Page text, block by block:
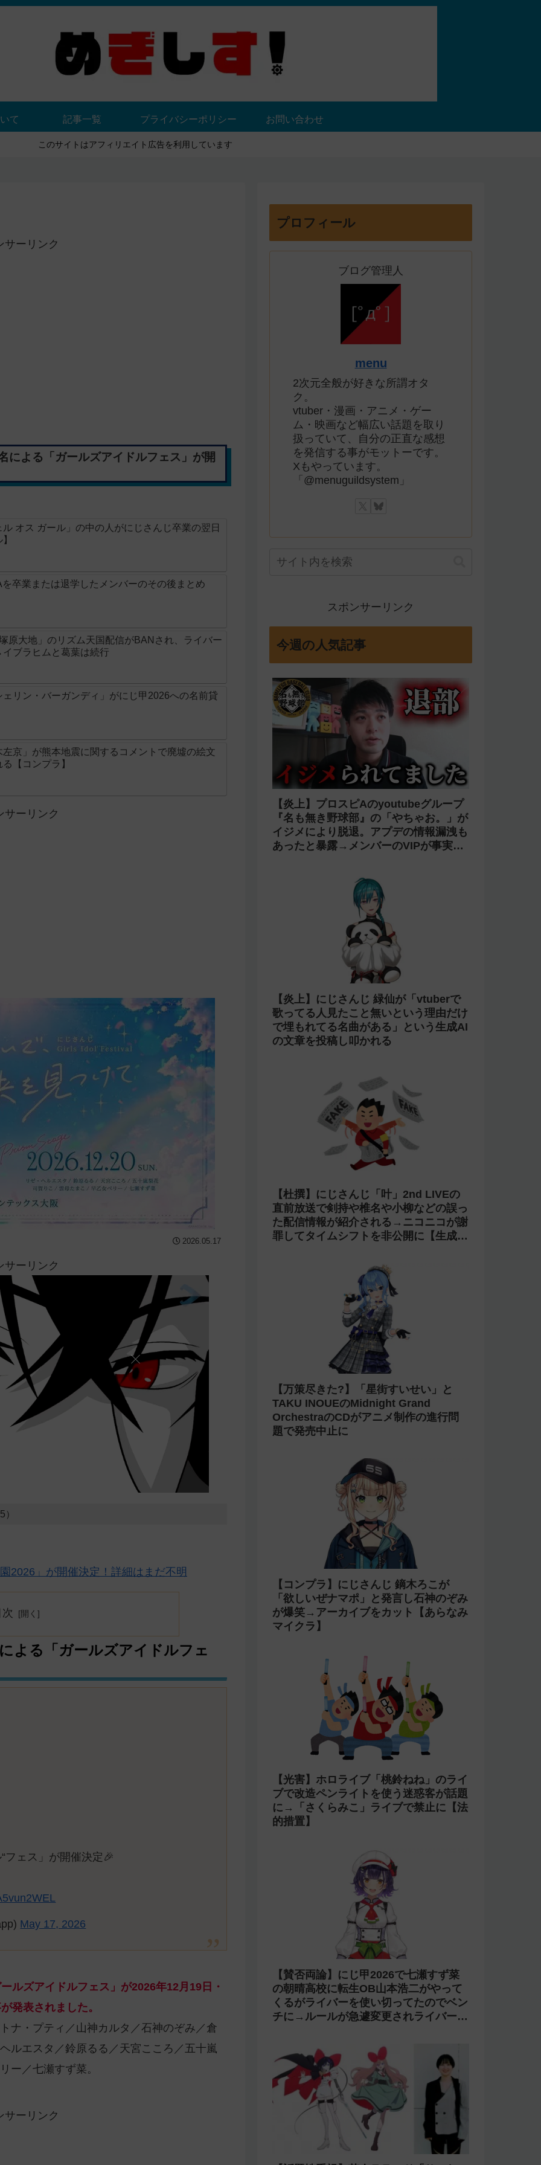
て 記事一覧 プライバシーポリシー お問い合わせ
このサイトはアフィリエイト広告を利用しています
サーリンク
による「ガールズアイドルフェス」が開
オス ガール」の中の人がにじさんじ卒業の翌日
卒業または退学したメンバーのその後まとめ
原大地」のリズム天国配信がBANされ、ライバー
ブラヒムと葛葉は続行
リン・バーガンディ」がにじ甲2026への名前貸
京」が熊本地震に関するコメントで廃墟の絵文
【コンプラ】
サーリンク
2026.05.17
サーリンク
2026」が開催決定！詳細はまだ不明
よる「ガールズアイドルフェ
フェス」が開催決定🎉
May 17, 2026
ルズアイドルフェス」が2026年12月19日・
発表されました。
ナ・プティ／山神カルタ／石神のぞみ／倉
ルエスタ／鈴原るる／天宮こころ／五十嵐
ー／七瀬すず菜。
サーリンク
プロフィール
ブログ管理人
menu
2次元全般が好きな所謂オタ
ク。
vtuber・漫画・アニメ・ゲー
ム・映画など幅広い話題を取り
扱っていて、自分の正直な感想
を発信する事がモットーです。
Xもやっています。
「@menuguildsystem」
スポンサーリンク
今週の人気記事
【炎上】プロスピAのyoutubeグループ
『名も無き野球部』の「やちゃお。」が
イジメにより脱退。アプデの情報漏洩も
あったと暴露→メンバーのVIPが事実無
【炎上】にじさんじ 緑仙が「vtuberで
歌ってる人見たこと無いという理由だけ
で埋もれてる名曲がある」という生成AI
の文章を投稿し叩かれる
【杜撰】にじさんじ「叶」2nd LIVEの
直前放送で剣持や椎名や小柳などの誤っ
た配信情報が紹介される→ニコニコが謝
罪してタイムシフトを非公開に【生成
【万策尽きた?】「星街すいせい」と
TAKU INOUEのMidnight Grand
OrchestraのCDがアニメ制作の進行問
題で発売中止に
【コンプラ】にじさんじ 鏑木ろこが
「欲しいぜナマポ」と発言し石神のぞみ
が爆笑→アーカイブをカット【あらなみ
マイクラ】
【光害】ホロライブ「桃鈴ねね」のライ
ブで改造ペンライトを使う迷惑客が話題
に→「さくらみこ」ライブで禁止に【法
的措置】
【賛否両論】にじ甲2026で七瀬すず菜
の朝晴高校に転生OB山本浩二がやって
くるがライバーを使い切ってたのでベン
チに→ルールが急遽変更されライバーの